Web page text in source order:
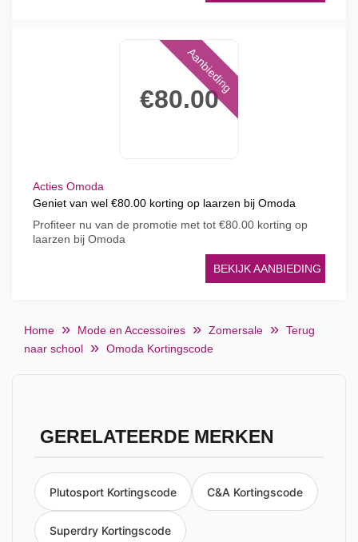
€80.00
Aanbieding
Acties Omoda
Geniet van wel €80.00 korting op laarzen bij Omoda
Profiteer nu van de promotie met tot €80.00 korting op
laarzen bij Omoda
BEKIJK AANBIEDING
Home Mode en Accessoires Zomersale
Terug
naar school
Omoda Kortingscode
GERELATEERDE MERKEN
Plutosport Kortingscode C&A Kortingscode
Superdry Kortingscode